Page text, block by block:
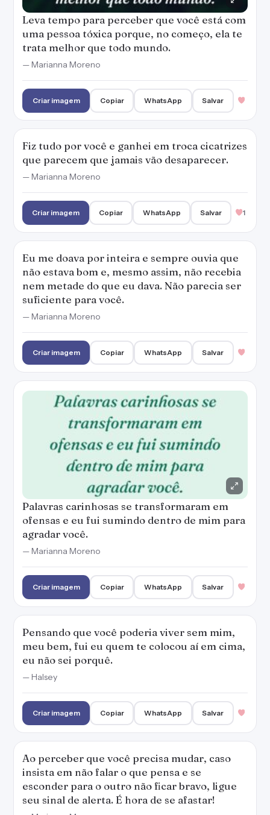
Leva tempo para perceber que você está com
uma pessoa tóxica porque, no começo, ela te
trata melhor que todo mundo.
— Marianna Moreno
Criar imagem Copiar WhatsApp Salvar
Fiz tudo por você e ganhei em troca cicatrizes
que parecem que jamais vão desaparecer.
— Marianna Moreno
Criar imagem Copiar WhatsApp Salvar 1
Eu me doava por inteira e sempre ouvia que
não estava bom e, mesmo assim, não recebia
nem metade do que eu dava. Não parecia ser
suficiente para você.
— Marianna Moreno
Criar imagem Copiar WhatsApp Salvar
Palavras carinhosas se transformaram em
ofensas e eu fui sumindo dentro de mim para
agradar você.
— Marianna Moreno
Criar imagem Copiar WhatsApp Salvar
Pensando que você poderia viver sem mim,
meu bem, fui eu quem te colocou aí em cima,
eu não sei porquê.
— Halsey
Criar imagem Copiar WhatsApp Salvar
Ao perceber que você precisa mudar, caso
insista em não falar o que pensa e se
esconder para o outro não ficar bravo, ligue
seu sinal de alerta. É hora de se afastar!